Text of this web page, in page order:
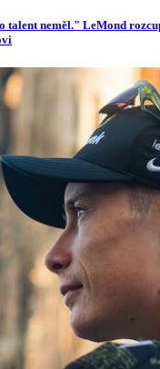
talent neměl." LeMond